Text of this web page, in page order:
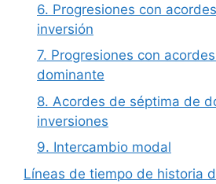
6. Progresiones con
inversión
7. Progresiones con
dominante
8. Acordes de séptima de
inversiones
9. Intercambio modal
Líneas de tiempo de historia